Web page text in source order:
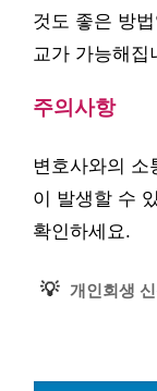
것도 좋은 방
교가 가능해집
주의사항
변호사와의 소
이 발생할 수
확인하세요.
💡 개인회생